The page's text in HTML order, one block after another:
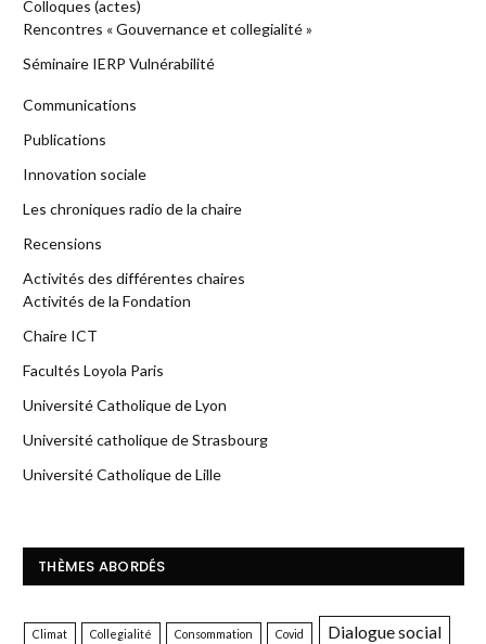
Colloques (actes)
Rencontres « Gouvernance et collegialité »
Séminaire IERP Vulnérabilité
Communications
Publications
Innovation sociale
Les chroniques radio de la chaire
Recensions
Activités des différentes chaires
Activités de la Fondation
Chaire ICT
Facultés Loyola Paris
Université Catholique de Lyon
Université catholique de Strasbourg
Université Catholique de Lille
THÈMES ABORDÉS
Climat Collegialité Consommation Covid Dialogue social